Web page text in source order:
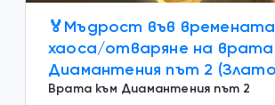
🏅Мъдрост във
хаосa/отваряне на
Диамантения път 2
Врата към Диамантения път 2